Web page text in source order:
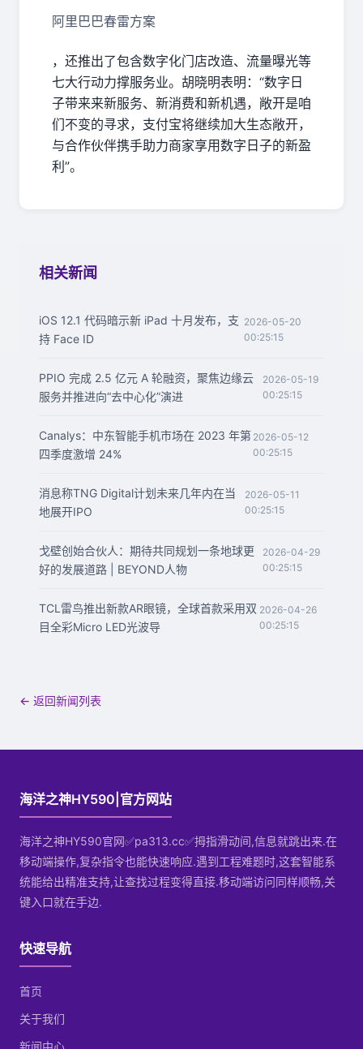
阿里巴巴春雷方案
，还推出了包含数字化门店改造、流量曝光等
七大行动力撑服务业。胡晓明表明：“数字日
子带来来新服务、新消费和新机遇，敞开是咱
们不变的寻求，支付宝将继续加大生态敞开，
与合作伙伴携手助力商家享用数字日子的新盈
利”。
相关新闻
iOS 12.1 代码暗示新 iPad 十月发布，支
持 Face ID
2026-05-20
00:25:15
PPIO 完成 2.5 亿元 A 轮融资，聚焦边缘云
服务并推进向“去中心化”演进
2026-05-19
00:25:15
Canalys：中东智能手机市场在 2023 年第
四季度激增 24%
2026-05-12
00:25:15
消息称TNG Digital计划未来几年内在当
地展开IPO
2026-05-11
00:25:15
戈壁创始合伙人：期待共同规划一条地球更
好的发展道路 | BEYOND人物
2026-04-29
00:25:15
TCL雷鸟推出新款AR眼镜，全球首款采用双
目全彩Micro LED光波导
2026-04-26
00:25:15
← 返回新闻列表
海洋之神HY590|官方网站
海洋之神HY590官网✅pa313.cc✅拇指滑动间,信息就跳出来.在
移动端操作,复杂指令也能快速响应.遇到工程难题时,这套智能系
统能给出精准支持,让查找过程变得直接.移动端访问同样顺畅,关
键入口就在手边.
快速导航
首页
关于我们
新闻中心